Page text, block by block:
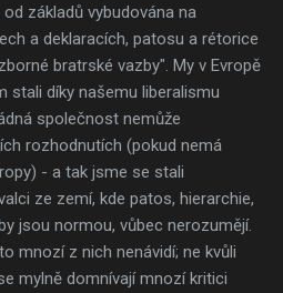
základů vybudována na
a deklaracích, patosu a rétorice
bratrské vazby". My v Evropě
díky našemu liberalismu
společnost nemůže
rozhodnutích (pokud nemá
- a tak jsme se stali
ze zemí, kde patos, hierarchie,
jsou normou, vůbec nerozumějí.
mnozí z nich nenávidí; ne kvůli
mylně domnívají mnozí kritici